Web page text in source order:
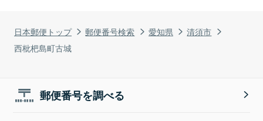
日本郵便トップ 郵便番号検索 愛知県
清須市
西枇杷島町古城
郵便番号を調べる